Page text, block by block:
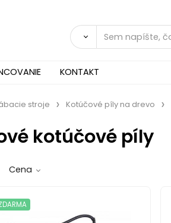
KONTAKT
stroje Kotúčové píly na drevo
kotúčové píly
Cena